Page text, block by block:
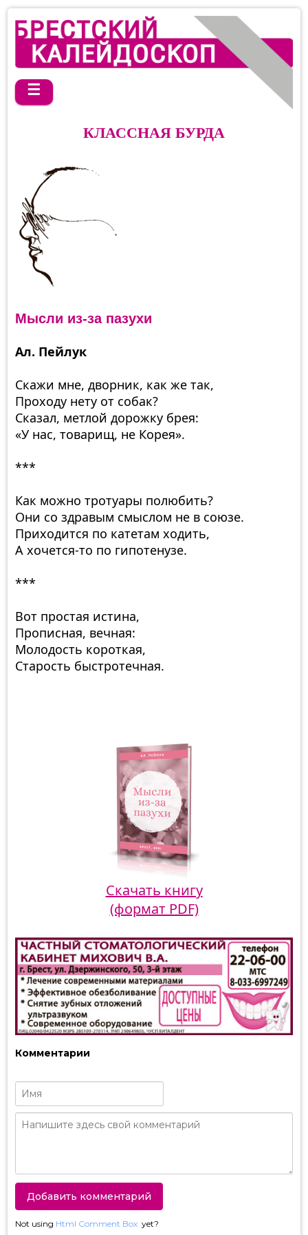
☰
КЛАССНАЯ БУРДА
Мысли из-за пазухи
Ал. Пейлук
Скажи мне, дворник, как же так,
Проходу нету от собак?
Сказал, метлой дорожку брея:
«У нас, товарищ, не Корея».
***
Как можно тротуары полюбить?
Они со здравым смыслом не в союзе.
Приходится по катетам ходить,
А хочется-то по гипотенузе.
***
Вот простая истина,
Прописная, вечная:
Молодость короткая,
Старость быстротечная.
Скачать книгу
(формат PDF)
Комментарии
Not using Html Comment Box yet?